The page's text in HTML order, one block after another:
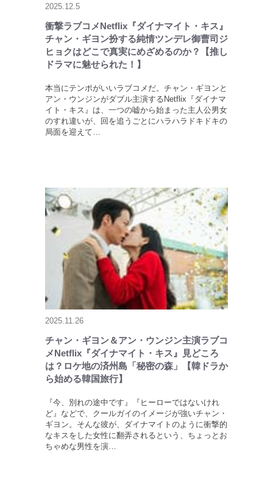
2025.12.5
衝撃ラブコメNetflix『ダイナマイト・キス』
チャン・ギヨン扮する純情ツンデレ御曹司ジ
ヒョクはどこで真実にめざめるのか？【推し
ドラマに魅せられた！】
本当にテンポがいいラブコメだ。チャン・ギヨンと
アン・ウンジンがダブル主演するNetflix『ダイナマ
イト・キス』は、一つの嘘から始まった主人公男女
のすれ違いが、回を追うごとにハラハラドキドキの
局面を迎えて…
2025.11.26
チャン・ギヨン＆アン・ウンジン主演ラブコ
メNetflix『ダイナマイト・キス』見どころ
は？ロケ地の済州島「秘密の森」【韓ドラか
ら始める韓国旅行】
『今、別れの途中です』『ヒーローではないけれ
ど』などで、クールガイのイメージが強いチャン・
ギヨン。そんな彼が、ダイナマイトのように衝撃的
なキスをした女性に翻弄されるという、ちょっとお
ちゃめな男性を演…